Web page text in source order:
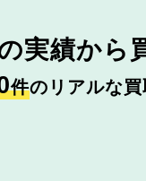
実績から
件のリアルな買